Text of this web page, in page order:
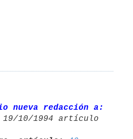
nueva redacción a:
10/1994 artículo